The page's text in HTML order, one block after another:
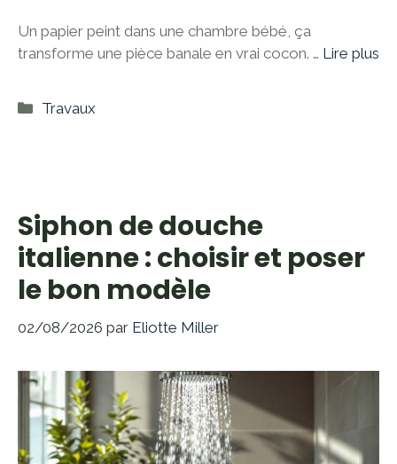
Un papier peint dans une chambre bébé, ça
transforme une pièce banale en vrai cocon. … Lire plus
Catégories
Travaux
Siphon de douche
italienne : choisir et poser
le bon modèle
02/08/2026 par Eliotte Miller